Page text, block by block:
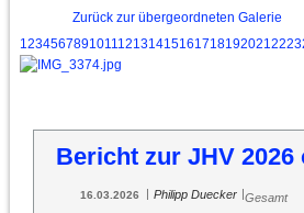
Zurück zur übergeordneten Galerie
1 234567891011 12131415161718192021 2223
Bericht zur JHV 2026
16.03.2026 | Philipp Duecker |Gesamt